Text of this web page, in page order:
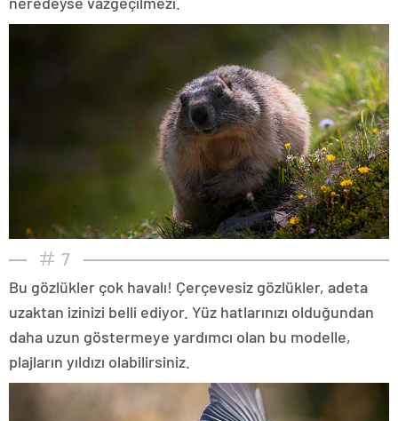
7
Bu gözlükler çok havalı! Çerçevesiz gözlükler, adeta
uzaktan izinizi belli ediyor. Yüz hatlarınızı olduğundan
daha uzun göstermeye yardımcı olan bu modelle,
plajların yıldızı olabilirsiniz.